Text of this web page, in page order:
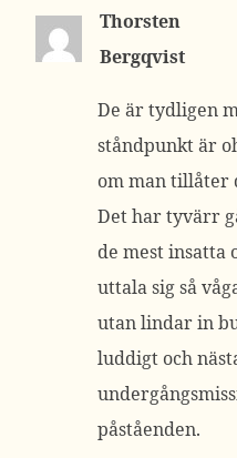
Thorsten
Bergqvist
De är tydligen
ståndpunkt är
om man tillåter
Det har tyvärr
de mest
uttala sig så
utan lindar in
luddigt och
påståenden.